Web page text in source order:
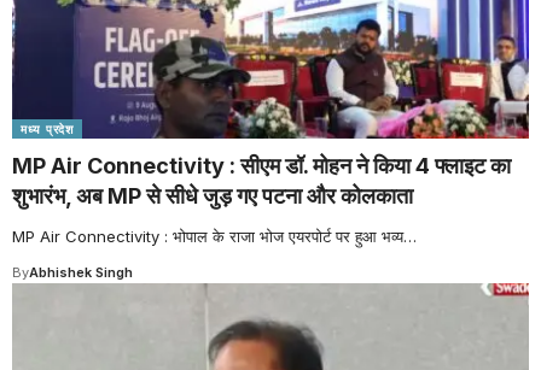
मध्य प्रदेश
MP Air Connectivity : सीएम डॉ. मोहन ने किया 4 फ्लाइट का
शुभारंभ, अब MP से सीधे जुड़ गए पटना और कोलकाता
MP Air Connectivity : भोपाल के राजा भोज एयरपोर्ट पर हुआ भव्य…
ByAbhishek Singh